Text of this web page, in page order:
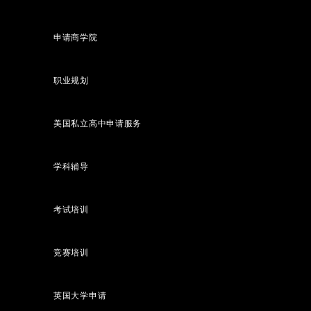
申请商学院
职业规划
美国私立高中申请服务
学科辅导
考试培训
竞赛培训
英国大学申请